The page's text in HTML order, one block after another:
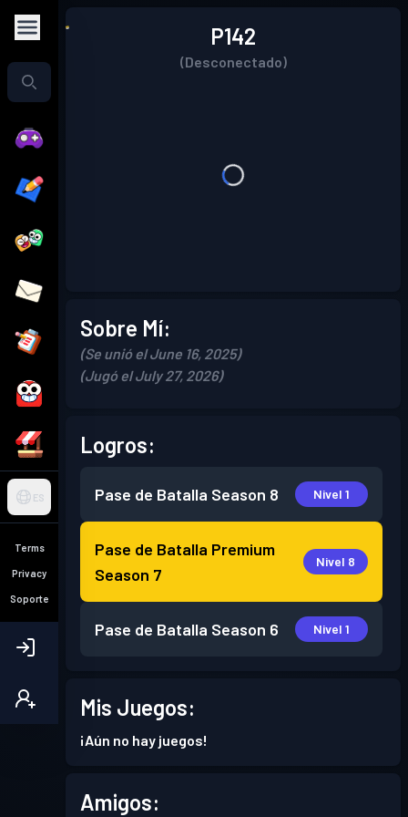
ES
Terms
Privacy
Soporte
P142
(Desconectado)
Sobre Mí:
(Se unió el June 16, 2025)
(Jugó el July 27, 2026)
Logros:
Pase de Batalla Season 8 Nivel 1
Pase de Batalla Premium
Season 7
Nivel 8
Pase de Batalla Season 6 Nivel 1
Mis Juegos:
¡Aún no hay juegos!
Amigos: